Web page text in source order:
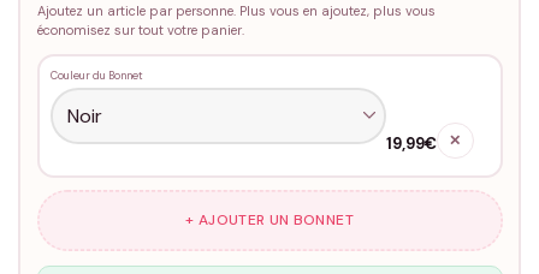
Ajoutez un article par personne. Plus vous en ajoutez, plus vous
économisez sur tout votre panier.
Couleur du Bonnet
19,99€ ✕
+ AJOUTER UN BONNET